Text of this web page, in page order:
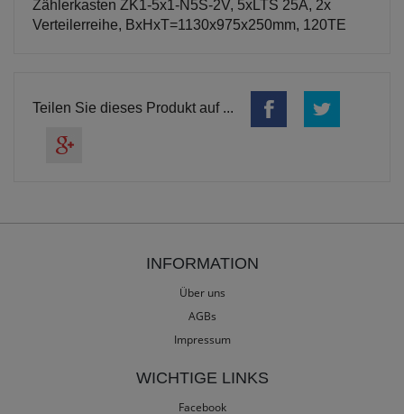
Zählerkasten ZK1-5x1-N5S-2V, 5xLTS 25A, 2x
Verteilerreihe, BxHxT=1130x975x250mm, 120TE
Teilen Sie dieses Produkt auf ...
INFORMATION
Über uns
AGBs
Impressum
WICHTIGE LINKS
Facebook